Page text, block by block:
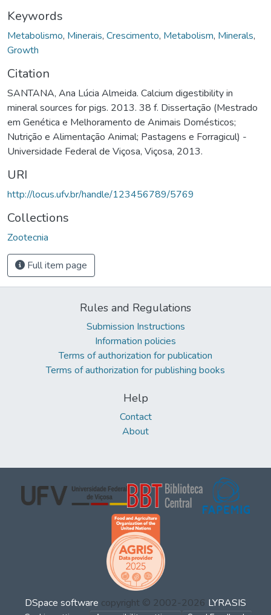
Keywords
Metabolismo, Minerais, Crescimento, Metabolism, Minerals,
Growth
Citation
SANTANA, Ana Lúcia Almeida. Calcium digestibility in
mineral sources for pigs. 2013. 38 f. Dissertação (Mestrado
em Genética e Melhoramento de Animais Domésticos;
Nutrição e Alimentação Animal; Pastagens e Forragicul) -
Universidade Federal de Viçosa, Viçosa, 2013.
URI
http://locus.ufv.br/handle/123456789/5769
Collections
Zootecnia
Full item page
Rules and Regulations
Submission Instructions
Information policies
Terms of authorization for publication
Terms of authorization for publishing books
Help
Contact
About
DSpace software copyright © 2002-2026 LYRASIS